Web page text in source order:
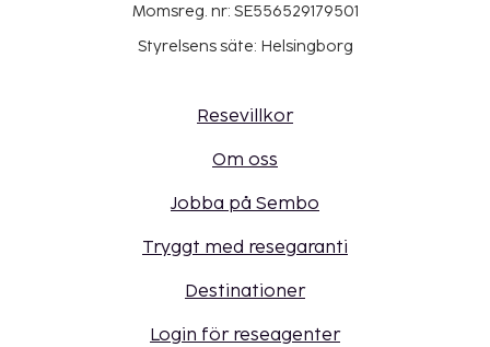
Momsreg. nr: SE556529179501
Styrelsens säte: Helsingborg
Resevillkor
Om oss
Jobba på Sembo
Tryggt med resegaranti
Destinationer
Login för reseagenter